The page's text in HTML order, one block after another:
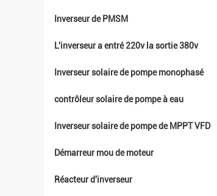
Inverseur de PMSM
L'inverseur a entré 220v la sortie 380v
Inverseur solaire de pompe monophasé
contrôleur solaire de pompe à eau
Inverseur solaire de pompe de MPPT VFD
Démarreur mou de moteur
Réacteur d'inverseur